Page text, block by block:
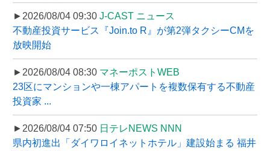
►2026/08/04 09:30 J-CAST ニュース
不動産投資サービス『Join.to R』が第2弾タクシーCMを
放映開始
►2026/08/04 08:30 マネーポストWEB
23区にマンションや一棟アパートを複数保有する不動産
投資家 ...
►2026/08/04 07:50 日テレNEWS NNN
県内初進出「ダイワロイネットホテル」建設始まる 福井